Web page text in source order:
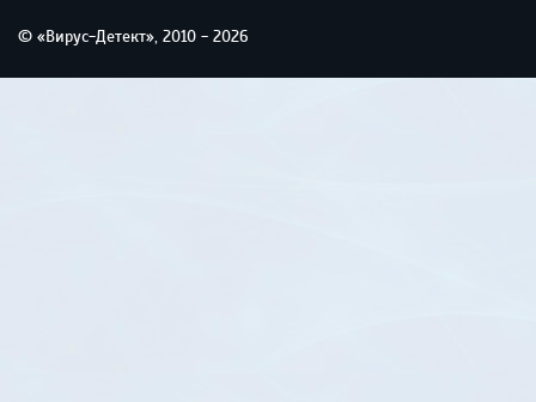
© «Вирус-Детект», 2010 - 2026